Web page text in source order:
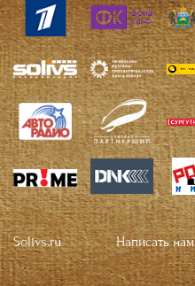
Solivs.ru Написать нам